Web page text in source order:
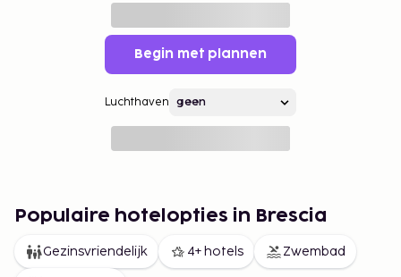
Begin met plannen
Luchthaven
Populaire hotelopties in Brescia
Gezinsvriendelijk 4+ hotels Zwembad